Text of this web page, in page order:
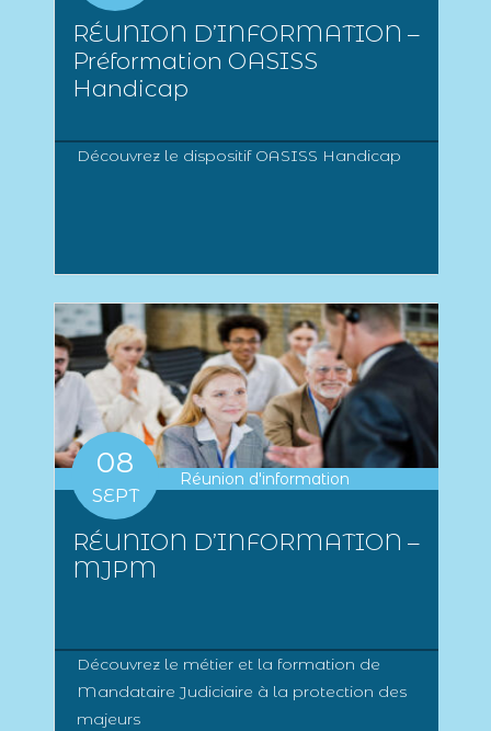
RÉUNION D’INFORMATION –
Préformation OASISS
Handicap
Découvrez le dispositif OASISS Handicap
08
SEPT
Réunion d'information
RÉUNION D’INFORMATION –
MJPM
Découvrez le métier et la formation de
Mandataire Judiciaire à la protection des
majeurs